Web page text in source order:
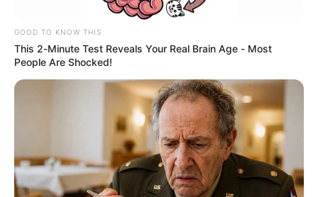
GOOD TO KNOW THIS
This 2-Minute Test Reveals Your Real Brain Age - Most
People Are Shocked!